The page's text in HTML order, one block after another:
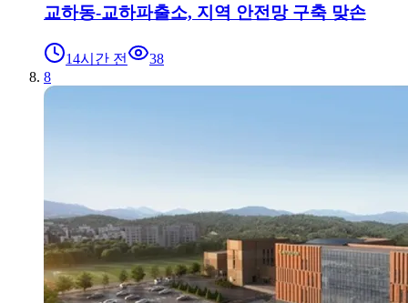
교하동-교하파출소, 지역 안전망 구축 맞손
14시간 전
38
8